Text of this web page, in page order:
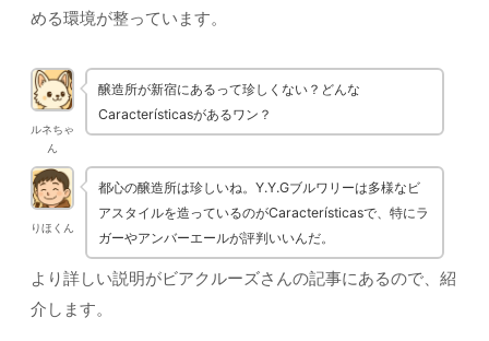
める環境が整っています。
ルネちゃ
ん
醸造所が新宿にあるって珍しくない？どんな
Característicasがあるワン？
りほくん
都心の醸造所は珍しいね。Y.Y.Gブルワリーは多様なビ
アスタイルを造っているのがCaracterísticasで、特にラ
ガーやアンバーエールが評判いいんだ。
より詳しい説明がビアクルーズさんの記事にあるので、紹
介します。